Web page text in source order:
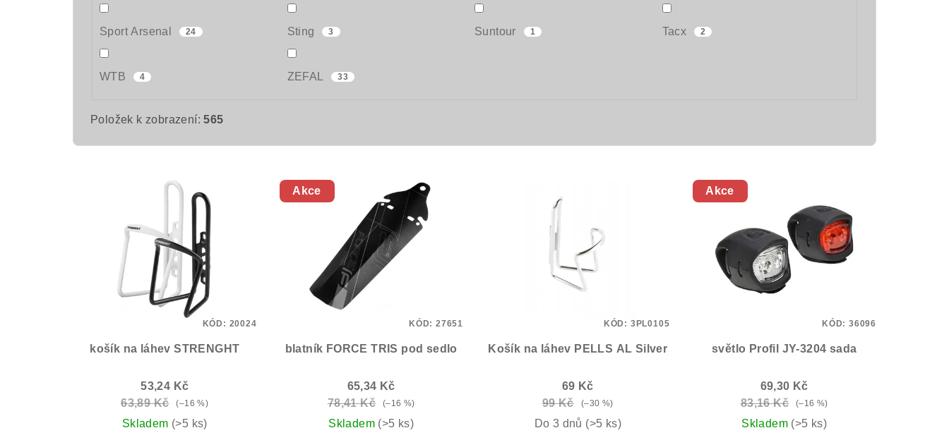
Sport Arsenal 24 Sting 3 Suntour 1 Tacx 2
WTB 4 ZEFAL 33
Položek k zobrazení:565
košík na láhev STRENGHT
53,24 Kč
63,89 Kč
(–16 %)
Skladem (>5 ks)
KÓD: 20024
Akce
blatník FORCE TRIS pod sedlo
65,34 Kč
78,41 Kč
(–16 %)
Skladem (>5 ks)
KÓD: 27651
Košík na láhev PELLS AL Silver
69 Kč
99 Kč
(–30 %)
Do 3 dnů (>5 ks)
KÓD: 3PL0105
Akce
světlo Profil JY-3204 sada
69,30 Kč
83,16 Kč
(–16 %)
Skladem (>5 ks)
KÓD: 36096